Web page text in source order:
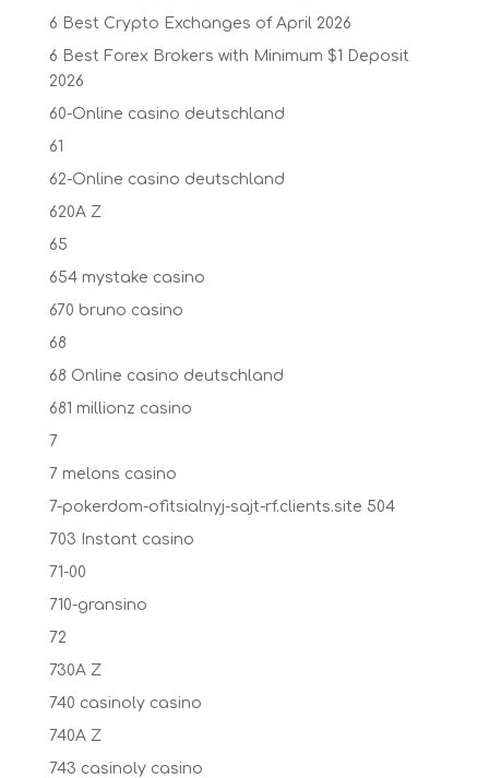
6 Best Crypto Exchanges of April 2026
6 Best Forex Brokers with Minimum $1 Deposit ️
2026
60-Online casino deutschland
61
62-Online casino deutschland
620A Z
65
654 mystake casino
670 bruno casino
68
68 Online casino deutschland
681 millionz casino
7
7 melons casino
7-pokerdom-ofitsialnyj-sajt-rf.clients.site 504
703 Instant casino
71-00
710-gransino
72
730A Z
740 casinoly casino
740A Z
743 casinoly casino